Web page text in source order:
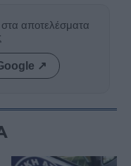
αποτελέσματα
↗